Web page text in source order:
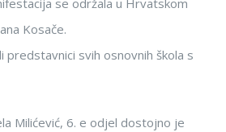
Kosače.
predstavnici svih osnovnih škola s
Milićević, 6. e odjel dostojno je